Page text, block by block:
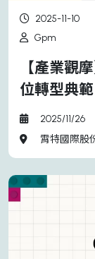
2025-11-10
Gpm
【產業觀
位轉型典
2025/11/26
霄特國際股